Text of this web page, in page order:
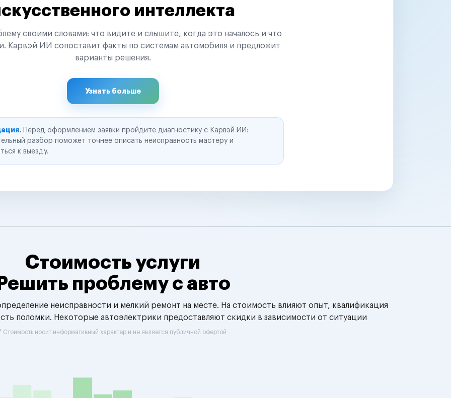
интеллекта
своими словами: что видите и слышите, когда это началось и что
Карвэй ИИ сопоставит факты по системам автомобиля и предложит
варианты решения.
Узнать больше
Перед оформлением заявки пройдите диагностику с Карвэй ИИ:
разбор поможет точнее описать неисправность мастеру и
к выезду.
Стоимость услуги
Решить проблему с авто
неисправности и мелкий ремонт на месте. На стоимость влияют опыт, квалификация
поломки. Некоторые автоэлектрики предоставляют скидки в зависимости от ситуации
Стоимость носит информативный характер и не является публичной офертой